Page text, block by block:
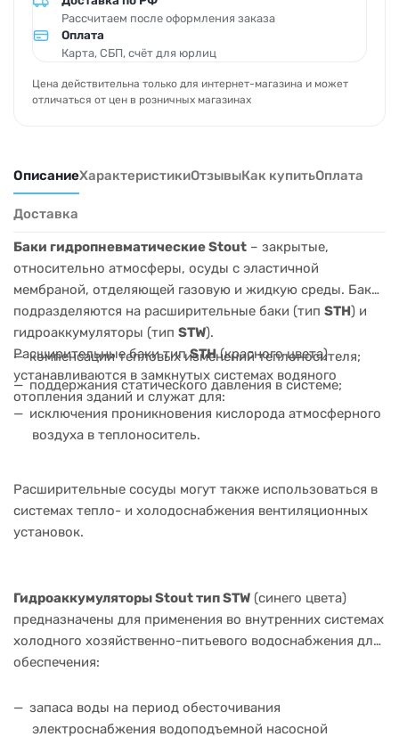
Рассчитаем после оформления заказа
Оплата
Карта, СБП, счёт для юрлиц
Цена действительна только для интернет-магазина и может
отличаться от цен в розничных магазинах
ОписаниеХарактеристикиОтзывыКак купитьОплата
Доставка
Баки гидропневматические Stout – закрытые,
относительно атмосферы, осуды с эластичной
мембраной, отделяющей газовую и жидкую среды. Баки
подразделяются на расширительные баки (тип STН) и
гидроаккумуляторы (тип STW).
Расширительные баки типSTН(красного цвета)
устанавливаются в замкнутых системах водяного
отопления зданий и служат для:
компенсации тепловых изменений теплоносителя;
поддержания статического давления в системе;
исключения проникновения кислорода атмосферного
воздуха в теплоноситель.
Расширительные сосуды могут также использоваться в
системах тепло- и холодоснабжения вентиляционных
установок.
Гидроаккумуляторы Stout тип STW (синего цвета)
предназначены для применения во внутренних системах
холодного хозяйственно-питьевого водоснабжения для
обеспечения:
запаса воды на период обесточивания
электроснабжения водоподъемной насосной